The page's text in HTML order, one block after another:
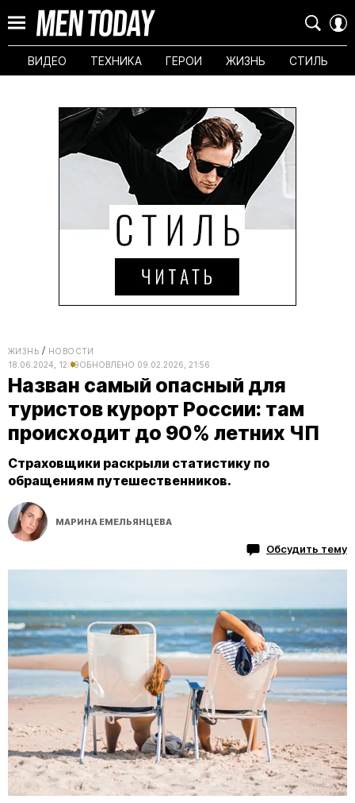
ВИДЕО ТЕХНИКА ГЕРОИ ЖИЗНЬ СТИЛЬ
ЖИЗНЬ
НОВОСТИ
18.06.2024, 12:19ОБНОВЛЕНО 09.02.2026, 21:56
Назван самый опасный для
туристов курорт России: там
происходит до 90% летних ЧП
Страховщики раскрыли статистику по
обращениям путешественников.
МАРИНА ЕМЕЛЬЯНЦЕВА
Обсудить тему